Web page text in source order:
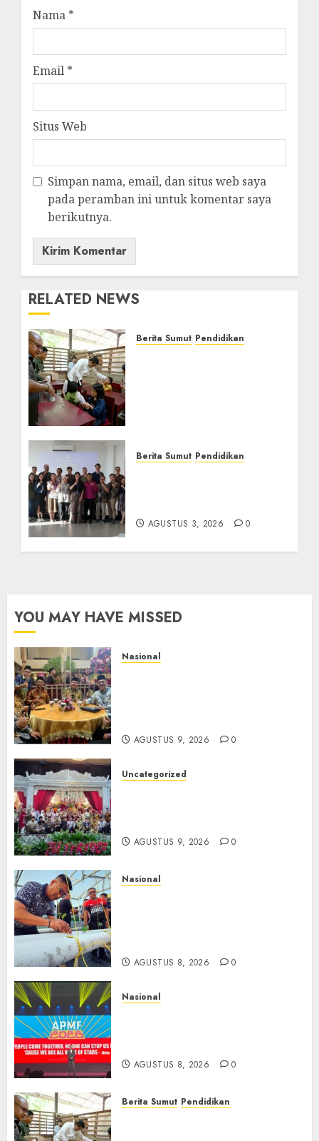
Nama *
Email *
Situs Web
Simpan nama, email, dan situs web saya
pada peramban ini untuk komentar saya
berikutnya.
RELATED NEWS
Berita Sumut Pendidikan
Berita Sumut Pendidikan
AGUSTUS 3, 2026 0
YOU MAY HAVE MISSED
Nasional
AGUSTUS 9, 2026 0
Uncategorized
AGUSTUS 9, 2026 0
Nasional
AGUSTUS 8, 2026 0
Nasional
AGUSTUS 8, 2026 0
Berita Sumut Pendidikan